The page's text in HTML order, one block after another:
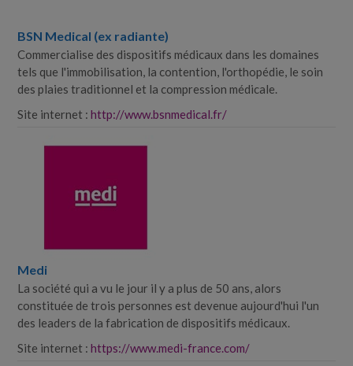
BSN Medical (ex radiante)
Commercialise des dispositifs médicaux dans les domaines
tels que l'immobilisation, la contention, l'orthopédie, le soin
des plaies traditionnel et la compression médicale.
Site internet :http://www.bsnmedical.fr/
Medi
La société qui a vu le jour il y a plus de 50 ans, alors
constituée de trois personnes est devenue aujourd'hui l'un
des leaders de la fabrication de dispositifs médicaux.
Site internet :https://www.medi-france.com/